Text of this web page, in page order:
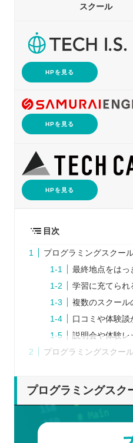
スクール
HPを見る
HPを見る
HPを見る
目次
プログラミングスクー
最終地点をはっ
学習に充てられ
複数のスクール
口コミや体験談
説明会や体験レ
プログラミングスクー
自分に向いて
どんなサポート
妥当な料金設
プログラミングスク